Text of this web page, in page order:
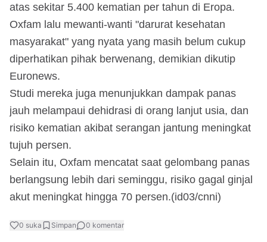
atas sekitar 5.400 kematian per tahun di Eropa.
Oxfam lalu mewanti-wanti "darurat kesehatan
masyarakat" yang nyata yang masih belum cukup
diperhatikan pihak berwenang, demikian dikutip
Euronews.
Studi mereka juga menunjukkan dampak panas
jauh melampaui dehidrasi di orang lanjut usia, dan
risiko kematian akibat serangan jantung meningkat
tujuh persen.
Selain itu, Oxfam mencatat saat gelombang panas
berlangsung lebih dari seminggu, risiko gagal ginjal
akut meningkat hingga 70 persen.(id03/cnni)
0 suka Simpan 0 komentar